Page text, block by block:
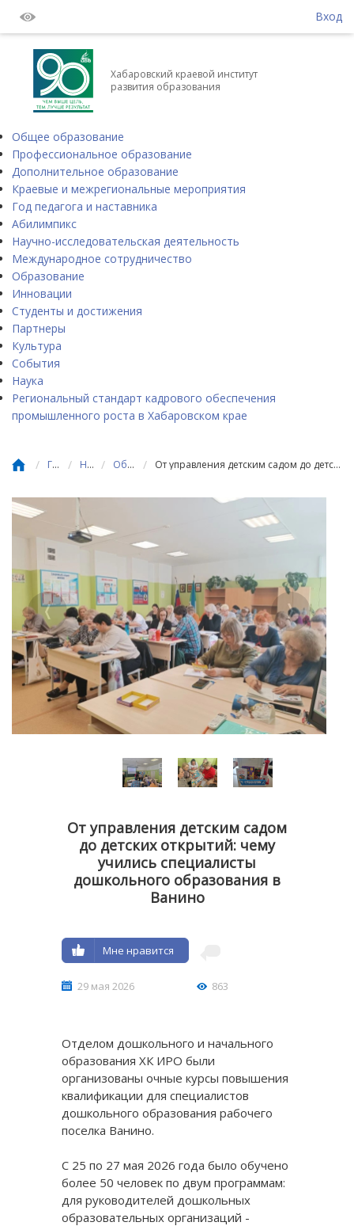
Вход
Хабаровский краевой институт
развития образования
Общее образование
Профессиональное образование
Дополнительное образование
Краевые и межрегиональные мероприятия
Год педагога и наставника
Абилимпикс
Научно-исследовательская деятельность
Международное сотрудничество
Образование
Инновации
Студенты и достижения
Партнеры
Культура
События
Наука
Региональный стандарт кадрового обеспечения
промышленного роста в Хабаровском крае
/ Главная / Новости / Образование / От управления детским садом до детских открытий: чему учились специалисты дошкольного образования в Ванино
От управления детским садом
до детских открытий: чему
учились специалисты
дошкольного образования в
Ванино
Мне нравится
29 мая 2026 863
Отделом дошкольного и начального
образования ХК ИРО были
организованы очные курсы повышения
квалификации для специалистов
дошкольного образования рабочего
поселка Ванино.
С 25 по 27 мая 2026 года было обучено
более 50 человек по двум программам:
для руководителей дошкольных
образовательных организаций -